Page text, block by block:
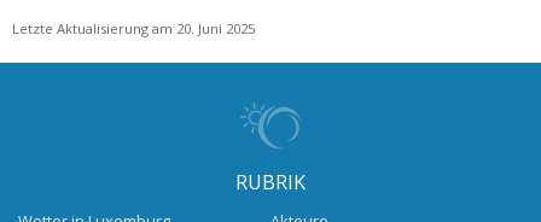
Letzte Aktualisierung am 20. Juni 2025
RUBRIK